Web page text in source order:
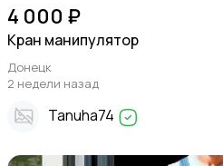
4 000 ₽
Кран манипулятор
Донецк
2 недели назад
Tanuha74